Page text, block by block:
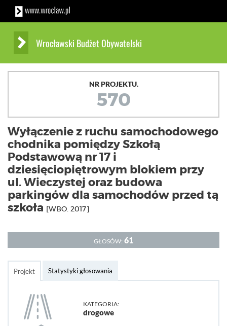
Wrocławski Budżet Obywatelski
NR PROJEKTU.
570
Wyłączenie z ruchu samochodowego
chodnika pomiędzy Szkołą
Podstawową nr 17 i
dziesięciopiętrowym blokiem przy
ul. Wieczystej oraz budowa
parkingów dla samochodów przed tą
szkoła [WBO. 2017]
GŁOSÓW: 61
Projekt Statystyki głosowania
KATEGORIA:
drogowe